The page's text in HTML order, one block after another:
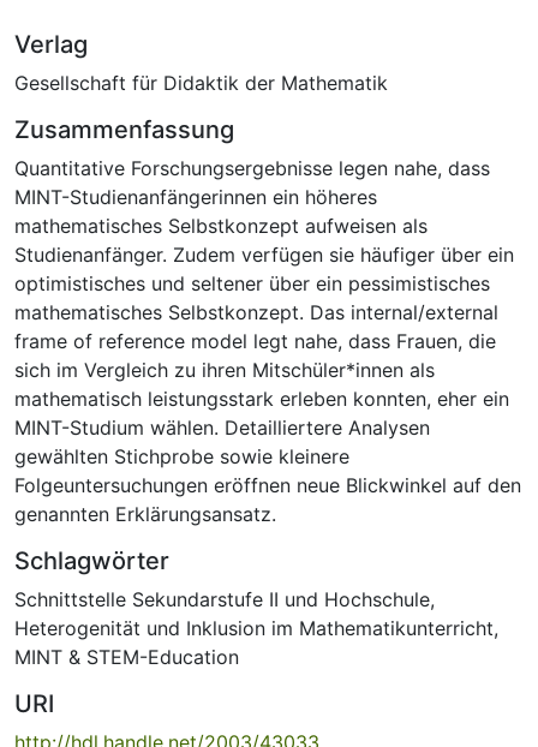
Verlag
Gesellschaft für Didaktik der Mathematik
Zusammenfassung
Quantitative Forschungsergebnisse legen nahe, dass
MINT-Studienanfängerinnen ein höheres
mathematisches Selbstkonzept aufweisen als
Studienanfänger. Zudem verfügen sie häufiger über ein
optimistisches und seltener über ein pessimistisches
mathematisches Selbstkonzept. Das internal/external
frame of reference model legt nahe, dass Frauen, die
sich im Vergleich zu ihren Mitschüler*innen als
mathematisch leistungsstark erleben konnten, eher ein
MINT-Studium wählen. Detailliertere Analysen
gewählten Stichprobe sowie kleinere
Folgeuntersuchungen eröffnen neue Blickwinkel auf den
genannten Erklärungsansatz.
Schlagwörter
Schnittstelle Sekundarstufe II und Hochschule,
Heterogenität und Inklusion im Mathematikunterricht,
MINT & STEM-Education
URI
http://hdl.handle.net/2003/43033